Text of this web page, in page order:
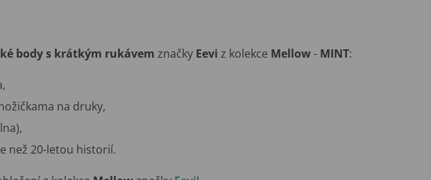
body s krátkým rukávem značky Eevi z kolekce Mellow- MINT:
na druky,
než 20-letou historií.